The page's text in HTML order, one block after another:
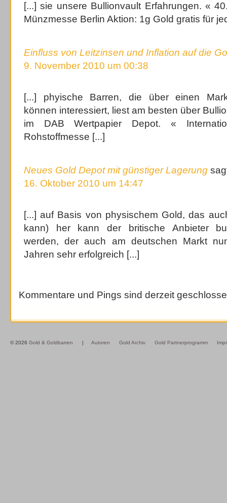
[...] sie unsere Bullionvault Erfahrungen. «
Münzmesse Berlin Aktion: 1g Gold gratis für
Einfluss von Leitzinsen und Inflation auf die
9. November 2010 um 00:38
[...] phyische Barren, die über einen
können interessiert, liest am besten über
im DAB Wertpapier Depot. «
Rohstoffmesse [...]
Neues Gold Depot mit günstiger Lagerung
16. Oktober 2010 um 14:47
[...] auf Basis von physischem Gold, das
kann) her kann der britische Anbieter
werden, der auch am deutschen Markt
Jahren sehr erfolgreich [...]
Kommentare und Pings sind derzeit
© 2026 Gold & Goldbarren | Autoren Gold Archiv Gold Partnerprogramm